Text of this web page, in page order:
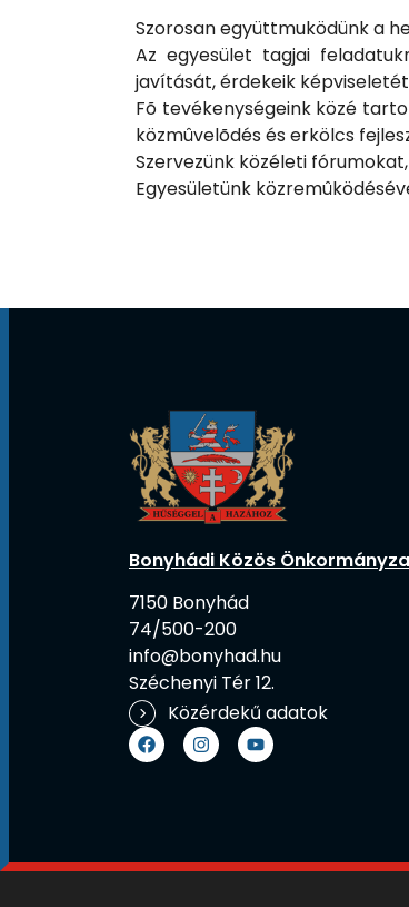
Szorosan együttmuködünk a
Az egyesület tagjai
javítását, érdekeik
Fõ tevékenységeink közé
közmûvelõdés és erkölcs
Szervezünk közéleti
Egyesületünk
Bonyhádi Közös
7150 Bonyhád
74/500-200
info@bonyhad.hu
Széchenyi Tér 12.
Közérdekű adatok